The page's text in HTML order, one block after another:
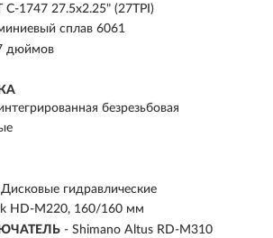
C-1747 27.5x2.25" (27TPI)
сплав 6061
дюймов
безрезьбовая
гидравлические
HD-M220, 160/160 мм
- Shimano Altus RD-M310